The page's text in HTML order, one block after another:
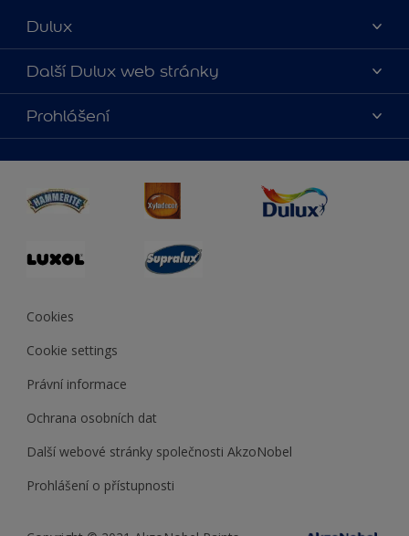
Dulux
O nás
Kontaktujte nás
Najít obchod
Další Dulux web stránky
duluxmalir.cz
duluxmaliar.sk
duluxprodejnabarev.cz
duluxpredajnafarieb.sk
Prohlášení
Cookies
Cookie settings
Právní informace
Ochrana osobních dat
Další webové stránky společnosti AkzoNobel
Prohlášení o přístupnosti